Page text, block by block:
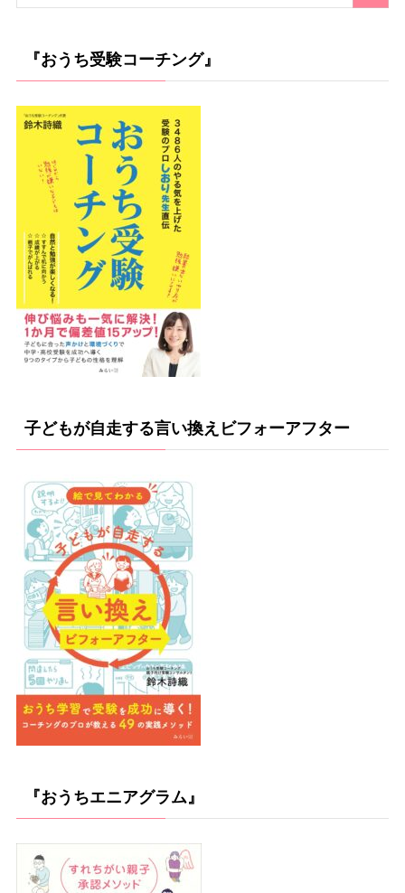
『おうち受験コーチング』
子どもが自走する言い換えビフォーアフター
『おうちエニアグラム』